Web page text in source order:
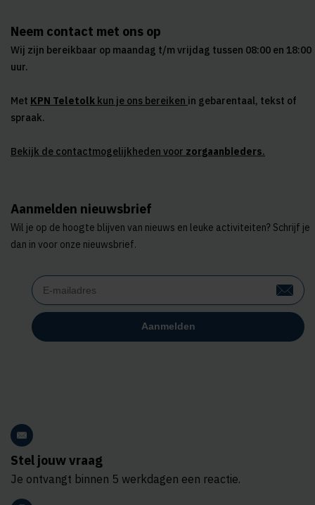
Neem contact met ons op
Wij zijn bereikbaar op maandag t/m vrijdag tussen 08:00 en 18:00
uur.
Met KPN Teletolk kun je ons bereiken in gebarentaal, tekst of
spraak.
Bekijk de contactmogelijkheden voor zorgaanbieders.
Aanmelden nieuwsbrief
Wil je op de hoogte blijven van nieuws en leuke activiteiten? Schrijf je
dan in voor onze nieuwsbrief.
Stel jouw vraag
Je ontvangt binnen 5 werkdagen een reactie.